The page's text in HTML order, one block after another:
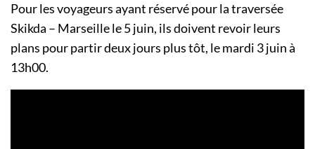
Pour les voyageurs ayant réservé pour la traversée
Skikda – Marseille le 5 juin, ils doivent revoir leurs
plans pour partir deux jours plus tôt, le mardi 3 juin à
13h00.